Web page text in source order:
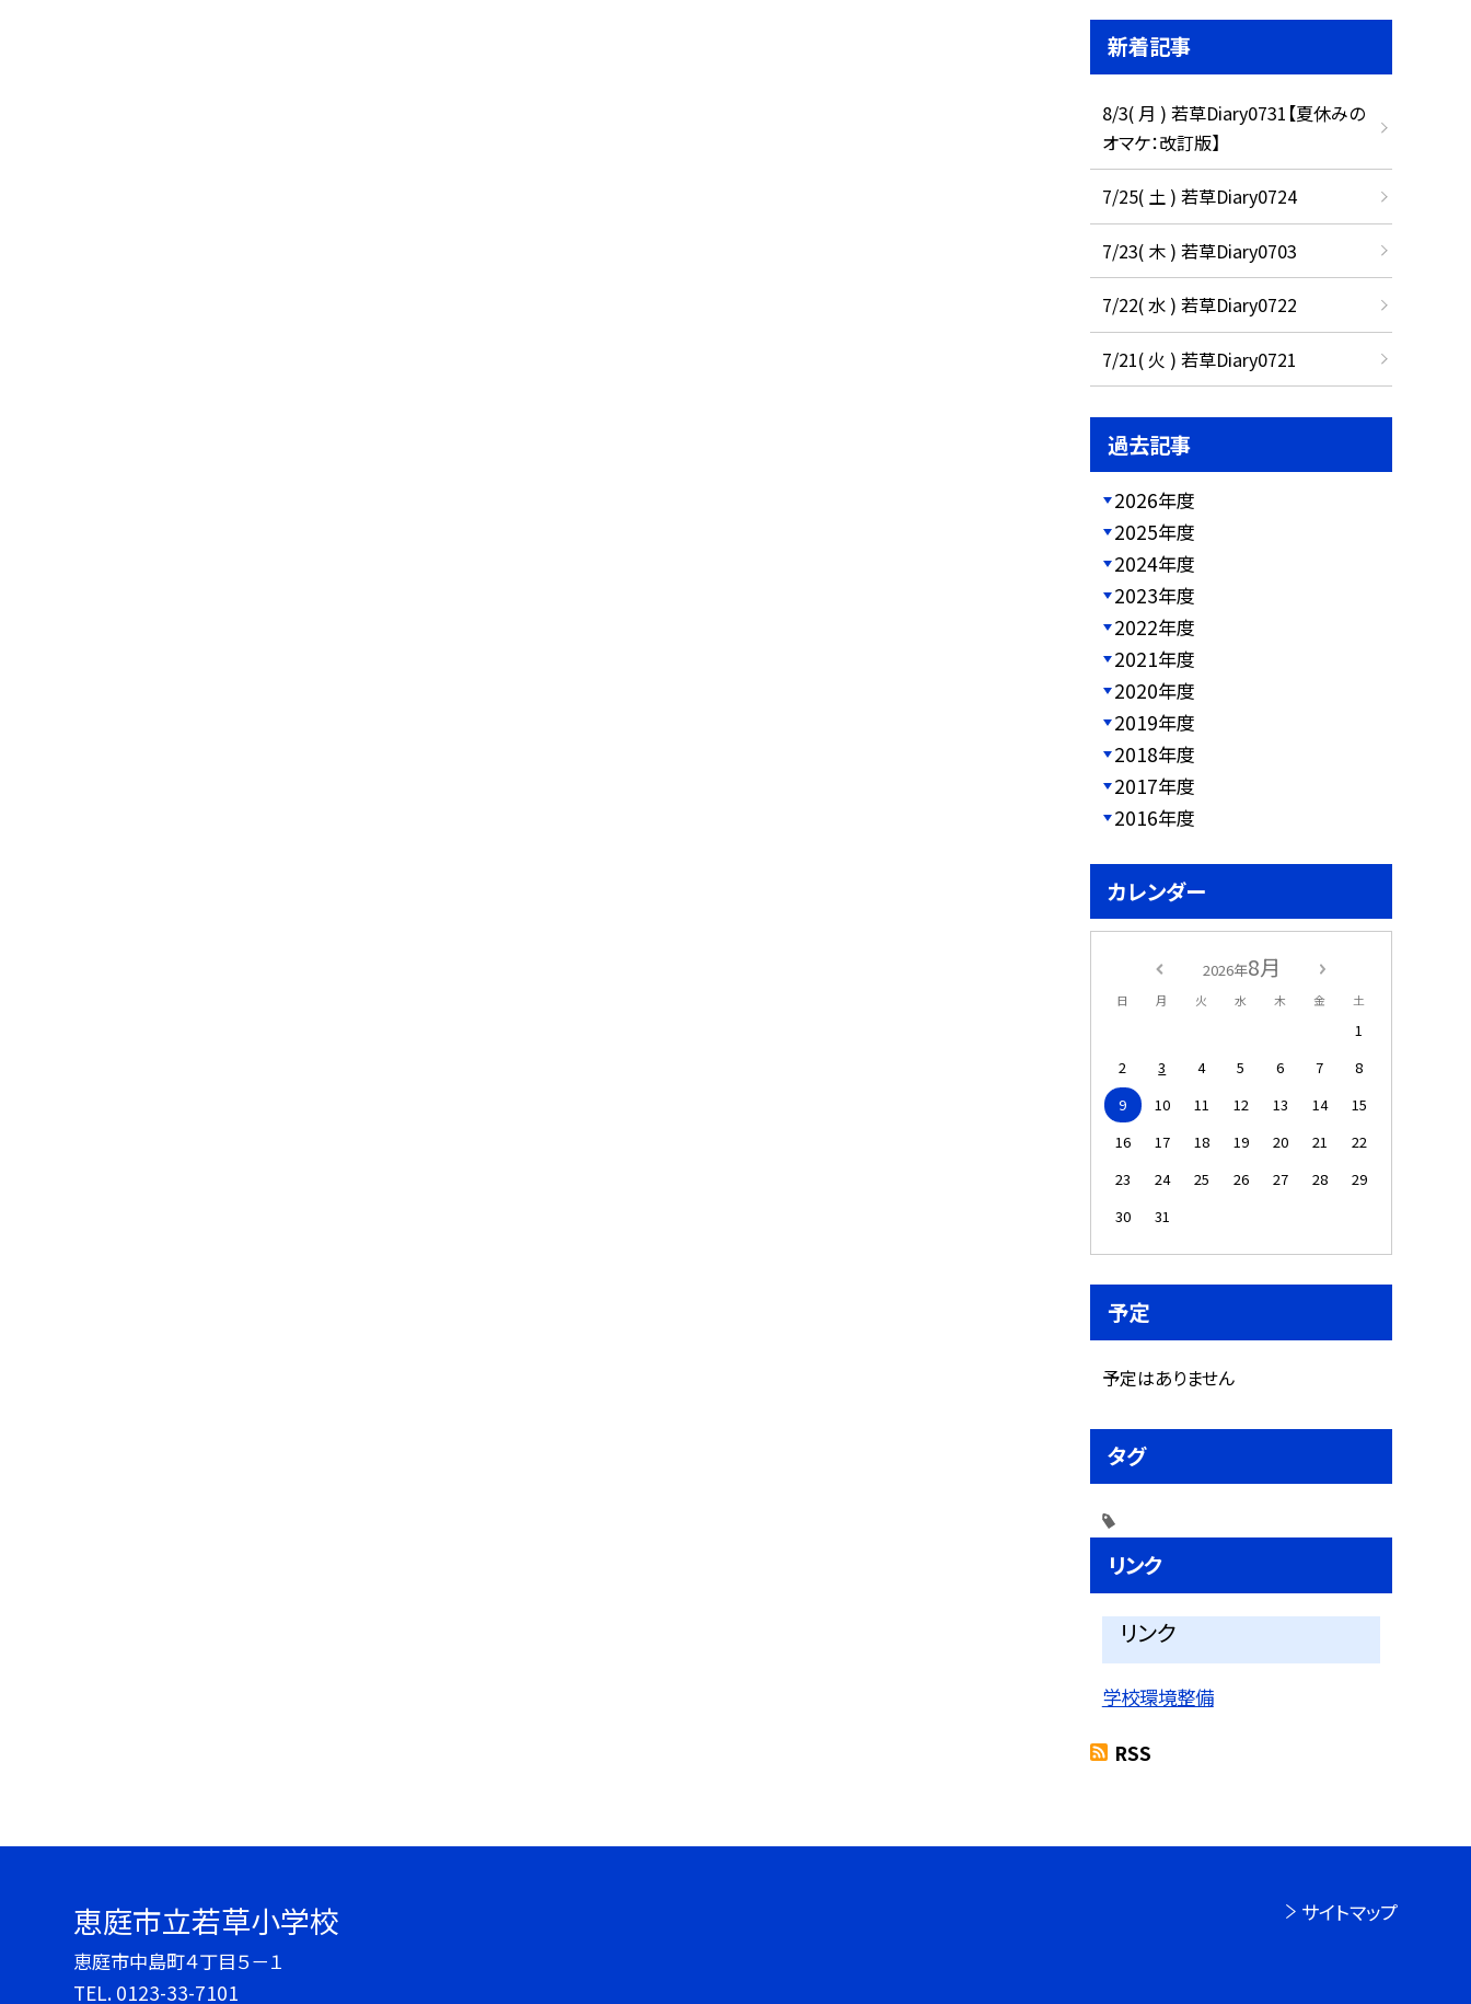
新着記事
8/3( 月 ) 若草Diary0731【夏休みの
オマケ：改訂版】
7/25( 土 ) 若草Diary0724
7/23( 木 ) 若草Diary0703
7/22( 水 ) 若草Diary0722
7/21( 火 ) 若草Diary0721
過去記事
2026年度
2025年度
2024年度
2023年度
2022年度
2021年度
2020年度
2019年度
2018年度
2017年度
2016年度
カレンダー
2026年8月
日 月 火 水 木 金 土
1
2
3 4 5 6 7
8
9
10 11 12 13 14
15
16
17 18 19 20 21
22
23
24 25 26 27 28
29
30
31
予定
予定はありません
タグ
リンク
リンク
学校環境整備
RSS
恵庭市立若草小学校
恵庭市中島町４丁目５－１
TEL. 0123-33-7101
サイトマップ